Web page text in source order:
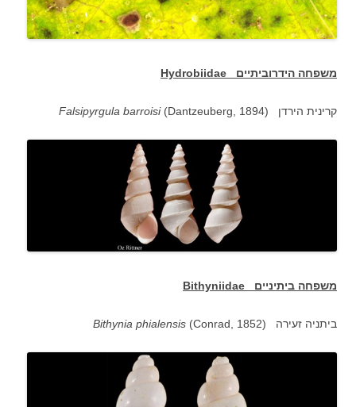
משפחה הידרוביתיים Hydrobiidae
Falsipyrgula barroisi (Dantzeuberg, 1894) קרינית הירדן
משפחה ביתיניים Bithyniidae
ביתניה זעירה ( Bithynia phialensis (Conrad, 1852